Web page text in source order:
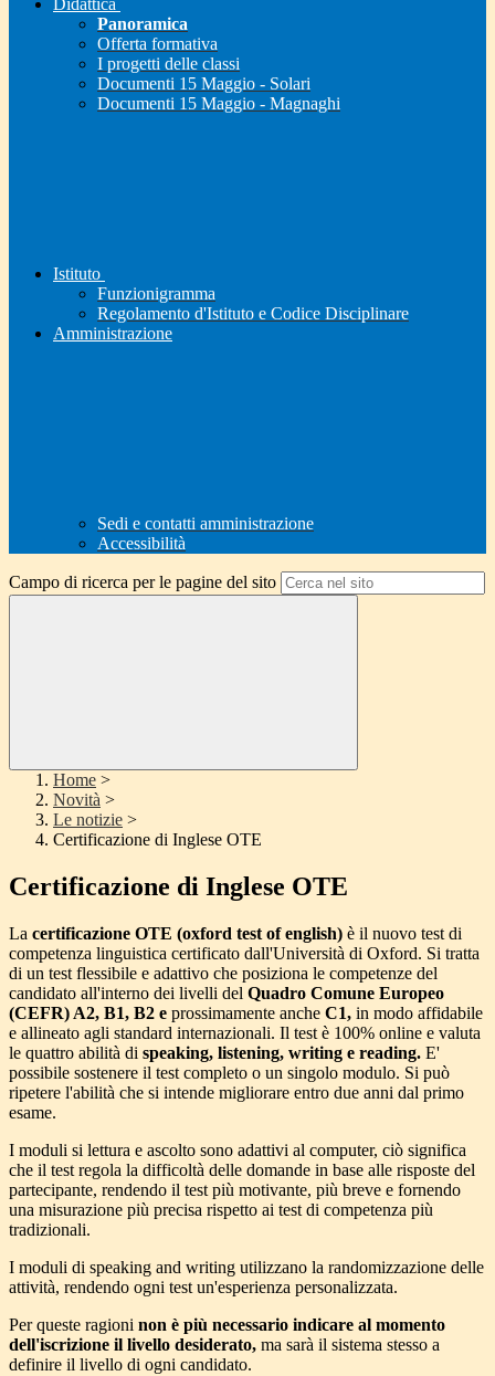
Didattica
Panoramica
Offerta formativa
I progetti delle classi
Documenti 15 Maggio - Solari
Documenti 15 Maggio - Magnaghi
Istituto
Funzionigramma
Regolamento d'Istituto e Codice Disciplinare
Amministrazione
Sedi e contatti amministrazione
Accessibilità
Campo di ricerca per le pagine del sito
Home >
Novità >
Le notizie >
Certificazione di Inglese OTE
Certificazione di Inglese OTE
La certificazione OTE (oxford test of english) è il nuovo test di
competenza linguistica certificato dall'Università di Oxford. Si tratta
di un test flessibile e adattivo che posiziona le competenze del
candidato all'interno dei livelli del Quadro Comune Europeo
(CEFR) A2, B1, B2 e prossimamente anche C1, in modo affidabile
e allineato agli standard internazionali. Il test è 100% online e valuta
le quattro abilità di speaking, listening, writing e reading. E'
possibile sostenere il test completo o un singolo modulo. Si può
ripetere l'abilità che si intende migliorare entro due anni dal primo
esame.
I moduli si lettura e ascolto sono adattivi al computer, ciò significa
che il test regola la difficoltà delle domande in base alle risposte del
partecipante, rendendo il test più motivante, più breve e fornendo
una misurazione più precisa rispetto ai test di competenza più
tradizionali.
I moduli di speaking and writing utilizzano la randomizzazione delle
attività, rendendo ogni test un'esperienza personalizzata.
Per queste ragioni non è più necessario indicare al momento
dell'iscrizione il livello desiderato, ma sarà il sistema stesso a
definire il livello di ogni candidato.